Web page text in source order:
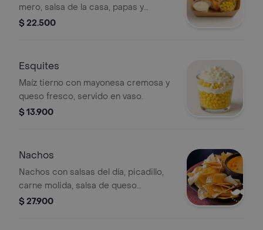
mero, salsa de la casa, papas y
tomates cherry amarillos.
$ 22.500
Esquites
Maíz tierno con mayonesa cremosa y
queso fresco, servido en vaso.
$ 13.900
Nachos
Nachos con salsas del día, picadillo,
carne molida, salsa de queso
cheddar, lechuga, crema agria y
$ 27.900